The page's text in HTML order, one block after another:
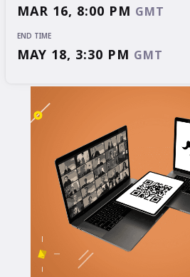
MAR 16, 8:00 PM GMT
END TIME
MAY 18, 3:30 PM GMT
ENDED